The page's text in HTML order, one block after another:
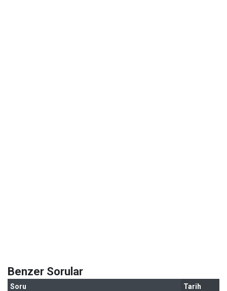
Benzer Sorular
Soru Tarih